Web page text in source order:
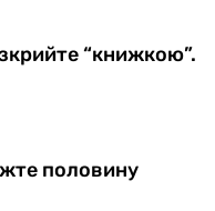
“книжкою”.
половину